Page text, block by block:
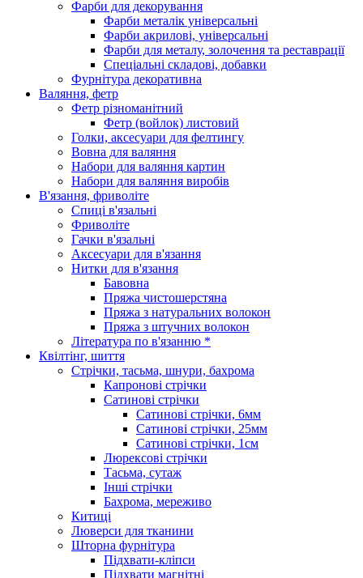
Фарби для декорування
Фарби металік універсальні
Фарби акрилові, універсальні
Фарби для металу, золочення та реставрації
Спеціальні складові, добавки
Фурнітура декоративна
Валяння, фетр
Фетр різноманітний
Фетр (войлок) листовий
Голки, аксесуари для фелтингу
Вовна для валяння
Набори для валяння картин
Набори для валяння виробів
В'язання, фриволіте
Спиці в'язальні
Фриволіте
Гачки в'язальні
Аксесуари для в'язання
Нитки для в'язання
Бавовна
Пряжа чистошерстяна
Пряжа з натуральних волокон
Пряжа з штучних волокон
Література по в'язанню *
Квілтінг, шиття
Стрічки, тасьма, шнури, бахрома
Капронові стрічки
Сатинові стрічки
Сатинові стрічки, 6мм
Сатинові стрічки, 25мм
Сатинові стрічки, 1см
Люрексові стрічки
Тасьма, сутаж
Інші стрічки
Бахрома, мереживо
Китиці
Люверси для тканини
Шторна фурнітура
Підхвати-кліпси
Підхвати магнітні